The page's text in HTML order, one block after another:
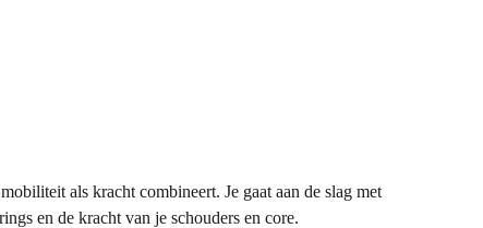
als kracht combineert. Je gaat aan de slag met
en de kracht van je schouders en core.